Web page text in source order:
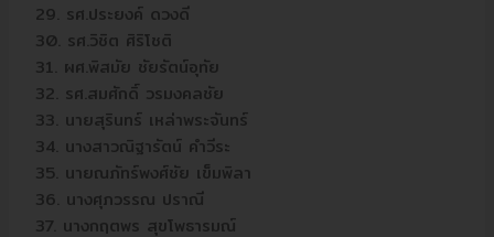
29. รศ.ประยงค์ ดวงดี
30. รศ.วิชิต ศิริโชติ
31. ผศ.พิสมัย ชัยรัตน์อุทัย
32. รศ.สมศักดิ์ วรมงคลชัย
33. นายสุรินทร์ เหล่าพระจันทร์
34. นางสาวณิฐารัตน์ คำวีระ
35. นายณภัทร์พงศ์ชัย เข็มพิลา
36. นางศุภวรรณ ปราณี
37. นางกฤตพร สุขโพธารมณ์